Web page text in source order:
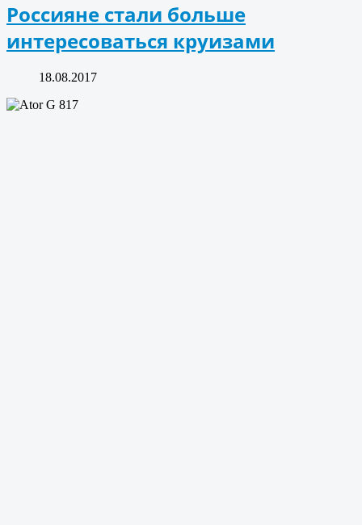
Россияне стали больше
интересоваться круизами
18.08.2017